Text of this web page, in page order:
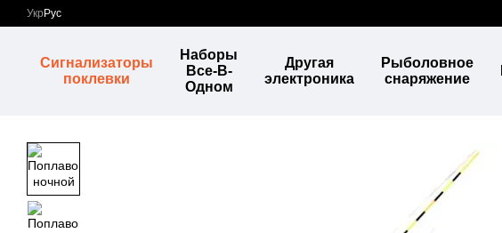
Перейти к основному контенту
Укр Рус
Сигнализаторы
поклевки
Наборы
Все-В-
Одном
Другая
электроника
Рыболовное
снаряжение